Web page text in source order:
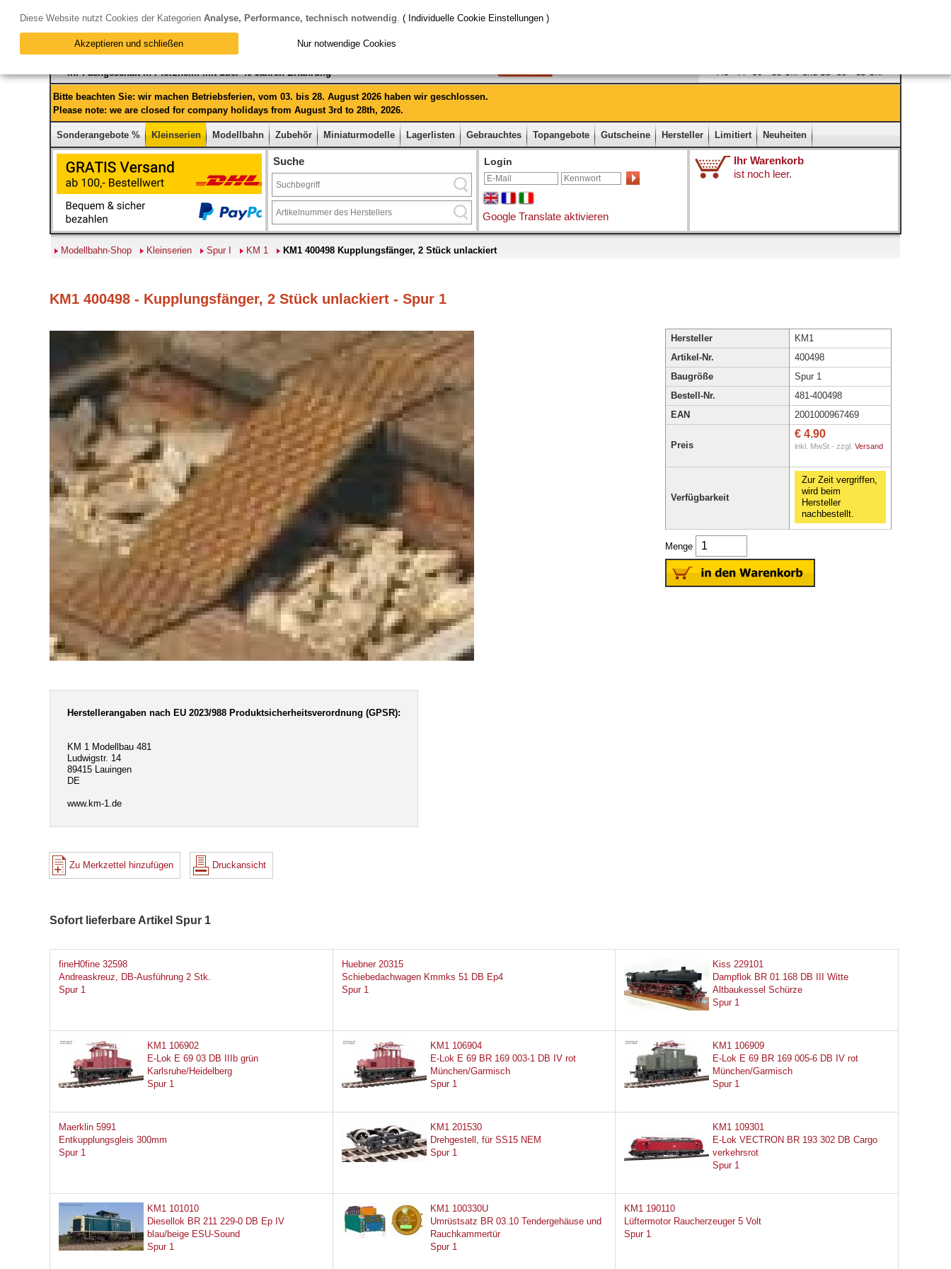
Ihr Fachgeschäft in Pforzheim mit über 40 Jahren Erfahrung
Bitte beachten Sie: wir machen Betriebsferien, vom 03. bis 28. August 2026 haben wir geschlossen.
Please note: we are closed for company holidays from August 3rd to 28th, 2026.
Sonderangebote % Kleinserien Modellbahn Zubehör Miniaturmodelle Lagerlisten Gebrauchtes Topangebote Gutscheine Hersteller Limitiert Neuheiten
Suche Login
Google Translate aktivieren
Ihr Warenkorb
ist noch leer.
Modellbahn-Shop Kleinserien Spur I KM 1 KM1 400498 Kupplungsfänger, 2 Stück unlackiert
KM1 400498 - Kupplungsfänger, 2 Stück unlackiert - Spur 1
Hersteller
KM1
Artikel-Nr.
400498
Baugröße
Spur 1
Bestell-Nr.
481-400498
EAN
2001000967469
Preis
€ 4.90
inkl. MwSt - zzgl. Versand
Verfügbarkeit
Zur Zeit vergriffen,
wird beim
Hersteller
nachbestellt.
Menge
Herstellerangaben nach EU 2023/988 Produktsicherheitsverordnung (GPSR):
KM 1 Modellbau 481
Ludwigstr. 14
89415 Lauingen
DE
www.km-1.de
Zu Merkzettel hinzufügen Druckansicht
Sofort lieferbare Artikel Spur 1
fineH0fine 32598
Andreaskreuz, DB-Ausführung 2 Stk.
Spur 1
Huebner 20315
Schiebedachwagen Kmmks 51 DB Ep4
Spur 1
Kiss 229101
Dampflok BR 01 168 DB III Witte
Altbaukessel Schürze
Spur 1
KM1 106902
E-Lok E 69 03 DB IIIb grün
Karlsruhe/Heidelberg
Spur 1
KM1 106904
E-Lok E 69 BR 169 003-1 DB IV rot
München/Garmisch
Spur 1
KM1 106909
E-Lok E 69 BR 169 005-6 DB IV rot
München/Garmisch
Spur 1
Maerklin 5991
Entkupplungsgleis 300mm
Spur 1
KM1 201530
Drehgestell, für SS15 NEM
Spur 1
KM1 109301
E-Lok VECTRON BR 193 302 DB Cargo
verkehrsrot
Spur 1
KM1 101010
Diesellok BR 211 229-0 DB Ep IV
blau/beige ESU-Sound
Spur 1
KM1 100330U
Umrüstsatz BR 03.10 Tendergehäuse und
Rauchkammertür
Spur 1
KM1 190110
Lüftermotor Raucherzeuger 5 Volt
Spur 1
Diese Website nutzt Cookies der Kategorien Analyse, Performance, technisch notwendig. ( Individuelle Cookie Einstellungen )
Akzeptieren und schließen Nur notwendige Cookies